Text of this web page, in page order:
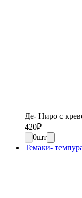
Де- Ниро с
420₽
0шт
Темаки-